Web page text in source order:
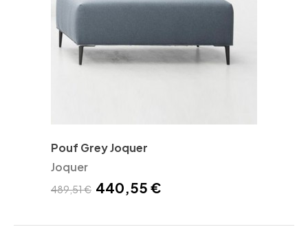
Pouf Grey Joquer
Joquer
489,51 € 440,55 €